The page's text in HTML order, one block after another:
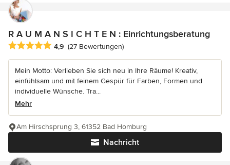
R A U M A N S I C H T E N : Einrichtungsberatung
Durchschnittliche Bewertung: 4.9 von 5 Sternen
4,9 (27 Bewertungen)
Mein Motto: Verlieben Sie sich neu in Ihre Räume! Kreativ,
einfühlsam und mit feinem Gespür für Farben, Formen und
individuelle Wünsche. Tra...
Mehr
Nachricht
Am Hirschsprung 3, 61352 Bad Homburg